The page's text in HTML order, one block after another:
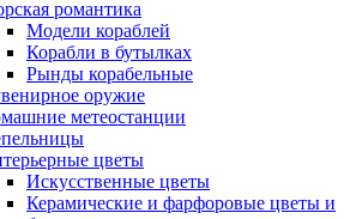
романтика
Модели кораблей
Корабли в бутылках
Рынды корабельные
оружие
метеостанции
цветы
Искусственные цветы
Керамические и фарфоровые цветы и